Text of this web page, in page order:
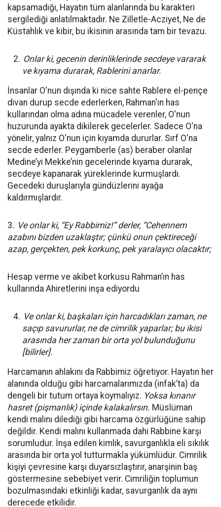
kapsamadığı, Hayatın tüm alanlarında bu karakteri
sergilediği anlatılmaktadır. Ne Zilletle-Acziyet, Ne de
Küstahlık ve kibir, bu ikisinin arasında tam bir tevazu.
Onlar ki, gecenin derinliklerinde secdeye vararak
ve kıyama durarak, Rablerini anarlar.
İnsanlar O'nun dışında ki nice sahte Rablere el-pençe
divan durup secde ederlerken, Rahman'ın has
kullarından olma adına mücadele verenler, O'nun
huzurunda ayakta dikilerek gecelerler. Sadece O'na
yönelir, yalnız O'nun için kıyamda dururlar. Sırf O'na
secde ederler. Peygamberle (as) beraber olanlar
Medine’yi Mekke’nin gecelerinde kıyama durarak,
secdeye kapanarak yüreklerinde kurmuşlardı.
Gecedeki duruşlarıyla gündüzlerini ayağa
kaldırmışlardır.
3. Ve onlar ki, “Ey Rabbimiz!” derler, “Cehennem
azabını bizden uzaklaştır; çünkü onun çektireceği
azap, gerçekten, pek korkunç, pek yaralayıcı olacaktır;
Hesap verme ve akibet korkusu Rahman’ın has
kullarında Ahiretlerini inşa ediyordu
Ve onlar ki, başkaları için harcadıklarızaman, ne
saçıp savururlar, ne de cimrilik yaparlar; bu ikisi
arasında her zaman bir orta yol bulunduğunu
[bilirler].
Harcamanın ahlakını da Rabbimiz öğretiyor. Hayatın her
alanında olduğu gibi harcamalarımızda (infak’ta) da
dengeli bir tutum ortaya koymalıyız. Yoksa kınanır
hasret (pişmanlık) içinde kalakalırsın. Müslüman
kendi malını dilediği gibi harcama özgürlüğüne sahip
değildir. Kendi malını kullanmada dahi Rabbine karşı
sorumludur. İnşa edilen kimlik, savurganlıkla eli sıkılık
arasında bir orta yol tutturmakla yükümlüdür. Cimrilik
kişiyi çevresine karşı duyarsızlaştırır, anarşinin baş
göstermesine sebebiyet verir. Cimriliğin toplumun
bozulmasındaki etkinliği kadar, savurganlık da aynı
derecede etkilidir.